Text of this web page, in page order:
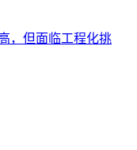
，但面临工程化挑